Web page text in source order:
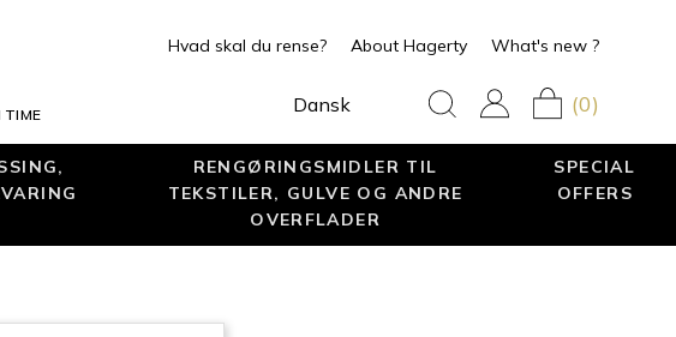
TIME
Hvad skal du rense? About Hagerty What's new ?
Dansk (0)
RENGØRINGSMIDLER TIL
TEKSTILER, GULVE OG ANDRE
OVERFLADER
SPECIAL
OFFERS